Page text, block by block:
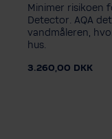
Minimer risikoen
Detector. AQA
vandmåleren,
hus.
3.260,00 DKK